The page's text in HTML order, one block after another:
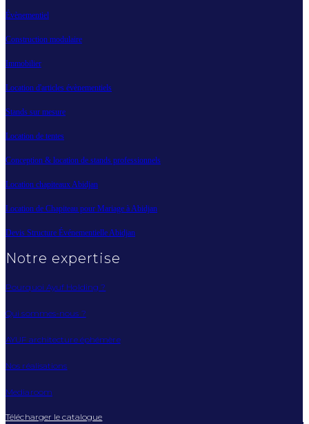
Évènementiel
Construction modulaire
Immobilier
Location d'articles évènementiels
Stands sur mesure
Location de tentes
Conception & location de stands professionnels
Location chapiteaux Abidjan
Location de Chapiteau pour Mariage à Abidjan
Devis Structure Événementielle Abidjan
Notre expertise
Pourquoi Ayuf Holding ?
Qui sommes-nous ?
AYUF architecture éphémère
Nos réalisations
Mediaroom
Télécharger le catalogue